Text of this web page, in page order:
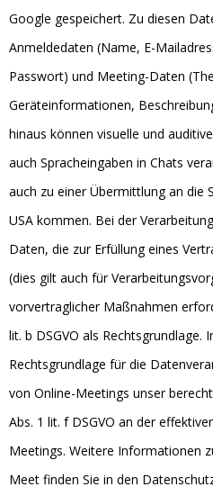
Google gespeichert. Zu diesen
Anmeldedaten (Name, E-
Passwort) und Meeting-Daten
Geräteinformationen,
hinaus können visuelle und
auch Spracheingaben in Chats
auch zu einer Übermittlung an die
USA kommen. Bei der
Daten, die zur Erfüllung eines
(dies gilt auch für
vorvertraglicher Maßnahmen
lit. b DSGVO als Rechtsgrundlage.
Rechtsgrundlage für die
von Online-Meetings unser
Abs. 1 lit. f DSGVO an der
Meetings. Weitere Informationen
Meet finden Sie in den